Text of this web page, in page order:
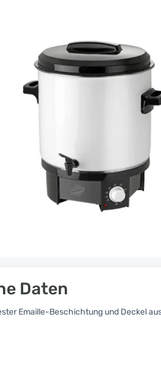
Daten
Emaille-Beschichtung und Deckel